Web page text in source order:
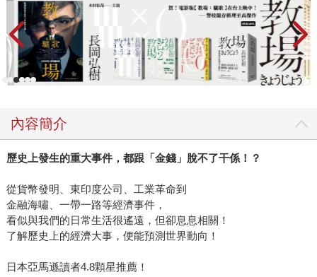
內容簡介
歷史上發生的重大事件，都跟「金錢」脫不了干係！？
從貨幣發明、東印度公司、工業革命到
金融海嘯、一帶一路等經濟事件，
看似與我們的日常生活很遙遠，但卻息息相關！
了解歷史上的經濟大事，便能預測世界動向！
日本亞馬遜讀者4.8顆星推薦！